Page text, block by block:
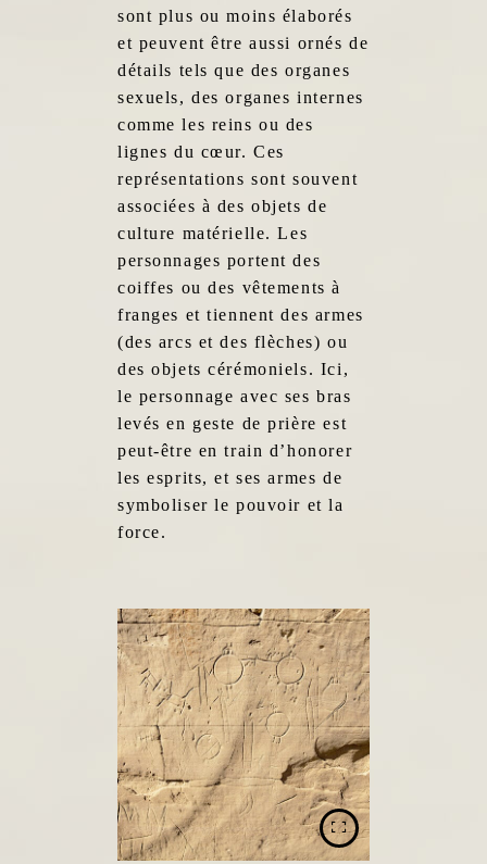
sont plus ou moins élaborés
et peuvent être aussi ornés de
détails tels que des organes
sexuels, des organes internes
comme les reins ou des
lignes du cœur. Ces
représentations sont souvent
associées à des objets de
culture matérielle. Les
personnages portent des
coiffes ou des vêtements à
franges et tiennent des armes
(des arcs et des flèches) ou
des objets cérémoniels. Ici,
le personnage avec ses bras
levés en geste de prière est
peut-être en train d’honorer
les esprits, et ses armes de
symboliser le pouvoir et la
force.